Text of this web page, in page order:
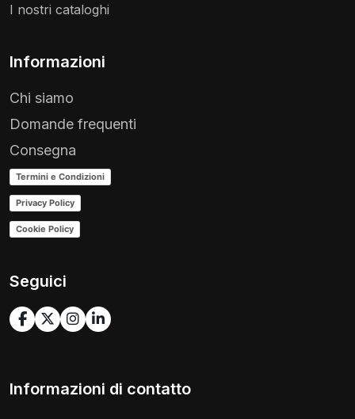
I nostri cataloghi
Informazioni
Chi siamo
Domande frequenti
Consegna
Termini e Condizioni
Privacy Policy
Cookie Policy
Seguici
Informazioni di contatto